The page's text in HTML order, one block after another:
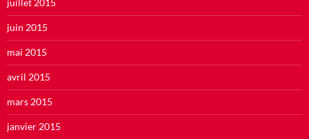
juillet 2015
juin 2015
mai 2015
avril 2015
mars 2015
janvier 2015